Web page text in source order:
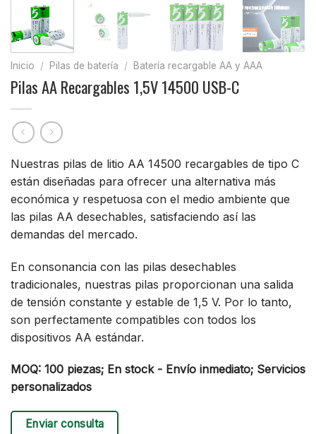
Inicio / Pilas de batería / Batería recargable AA y AAA
Pilas AA Recargables 1,5V 14500 USB-C
Nuestras pilas de litio AA 14500 recargables de tipo C
están diseñadas para ofrecer una alternativa más
económica y respetuosa con el medio ambiente que
las pilas AA desechables, satisfaciendo así las
demandas del mercado.
En consonancia con las pilas desechables
tradicionales, nuestras pilas proporcionan una salida
de tensión constante y estable de 1,5 V. Por lo tanto,
son perfectamente compatibles con todos los
dispositivos AA estándar.
MOQ: 100 piezas; En stock - Envío inmediato; Servicios
personalizados
Enviar consulta